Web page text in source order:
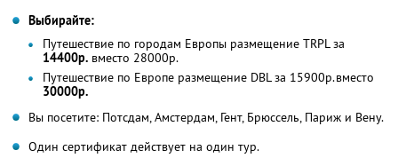
Выбирайте:
Путешествие по городам Европы размещение TRPL за
14400р. вместо 28000р.
Путешествие по Европе размещение DBL за 15900р.вместо
30000р.
Вы посетите: Потсдам, Амстердам, Гент, Брюссель, Париж и Вену.
Один сертификат действует на один тур.